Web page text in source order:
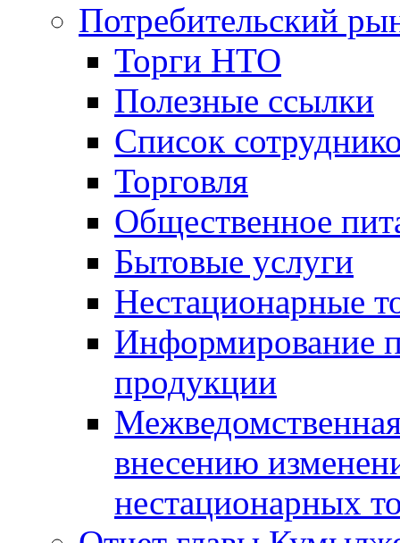
Потребительский
Торги НТО
Полезные ссылки
Список
Торговля
Общественное
Бытовые услуги
Нестационарные
Информирование
продукции
внесению
нестационарных